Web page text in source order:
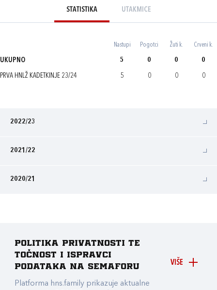
STATISTIKA UTAKMICE
Nastupi Pogotci Žuti k. Crveni k.
UKUPNO 5 0 0 0
PRVA HNLŽ KADETKINJE 23/24 5 0 0 0
2022/23
2021/22
2020/21
VIŠE
Politika privatnosti te
točnost i ispravci
podataka na Semaforu
Platforma hns.family prikazuje aktualne